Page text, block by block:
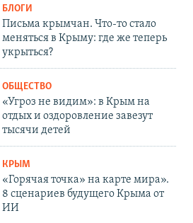
БЛОГИ
Письма крымчан. Что-то стало
меняться в Крыму: где же теперь
укрыться?
ОБЩЕСТВО
«Угроз не видим»: в Крым на
отдых и оздоровление завезут
тысячи детей
КРЫМ
«Горячая точка» на карте мира».
8 сценариев будущего Крыма от
ИИ